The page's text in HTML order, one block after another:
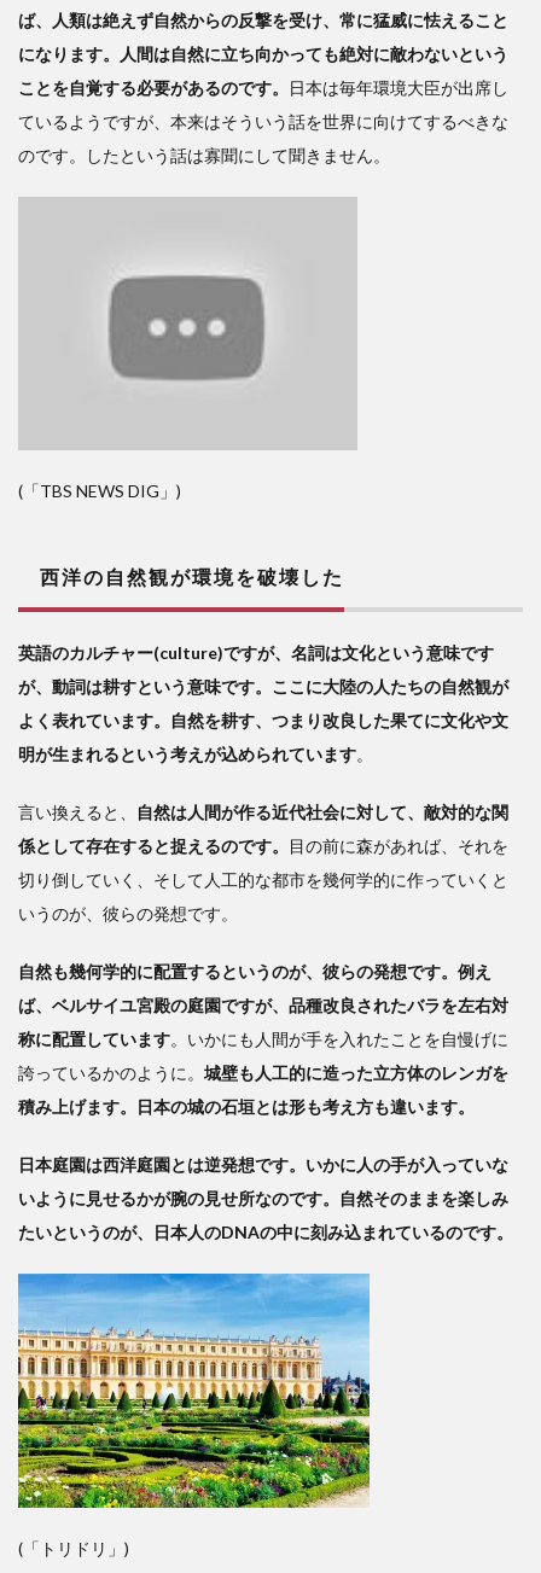
ば、人類は絶えず自然からの反撃を受け、常に猛威に怯えること
になります。人間は自然に立ち向かっても絶対に敵わないという
ことを自覚する必要があるのです。
日本は毎年環境大臣が出席し
ているようですが、本来はそういう話を世界に向けてするべきな
のです。したという話は寡聞にして聞きません。
(「TBS NEWS DIG」)
西洋の自然観が環境を破壊した
英語のカルチャー(culture)ですが、名詞は文化という意味です
が、動詞は耕すという意味です。ここに大陸の人たちの自然観が
よく表れています。自然を耕す、つまり改良した果てに文化や文
明が生まれるという考えが込められています。
言い換えると、
自然は人間が作る近代社会に対して、敵対的な関
係として存在すると捉えるのです。
目の前に森があれば、それを
切り倒していく、そして人工的な都市を幾何学的に作っていくと
いうのが、彼らの発想です。
自然も幾何学的に配置するというのが、彼らの発想です。例え
ば、ベルサイユ宮殿の庭園ですが、品種改良されたバラを左右対
称に配置しています。いかにも人間が手を入れたことを自慢げに
誇っているかのように。 城壁も人工的に造った立方体のレンガを
積み上げます。日本の城の石垣とは形も考え方も違います。
日本庭園は西洋庭園とは逆発想です。いかに人の手が入っていな
いように見せるかが腕の見せ所なのです。自然そのままを楽しみ
たいというのが、日本人のDNAの中に刻み込まれているのです。
(「トリドリ」)